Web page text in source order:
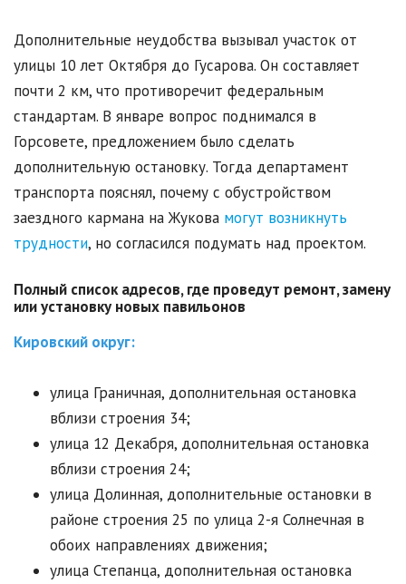
Дополнительные неудобства вызывал участок от
улицы 10 лет Октября до Гусарова. Он составляет
почти 2 км, что противоречит федеральным
стандартам. В январе вопрос поднимался в
Горсовете, предложением было сделать
дополнительную остановку. Тогда департамент
транспорта пояснял, почему с обустройством
заездного кармана на Жукова могут возникнуть
трудности, но согласился подумать над проектом.
Полный список адресов, где проведут ремонт, замену
или установку новых павильонов
Кировский округ:
улица Граничная, дополнительная остановка
вблизи строения 34;
улица 12 Декабря, дополнительная остановка
вблизи строения 24;
улица Долинная, дополнительные остановки в
районе строения 25 по улица 2-я Солнечная в
обоих направлениях движения;
улица Степанца, дополнительная остановка